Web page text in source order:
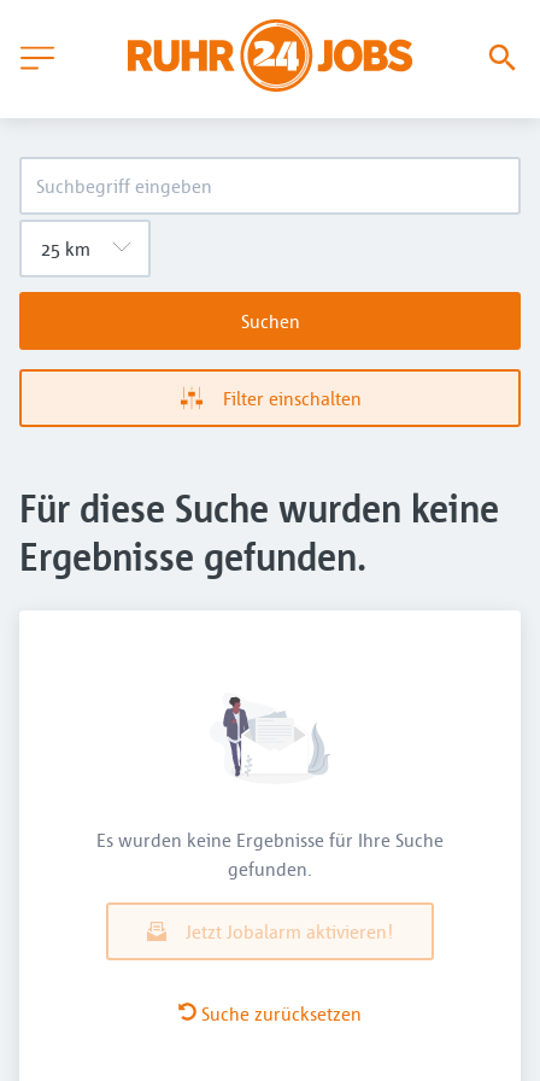
Suchen
Filter einschalten
Für diese Suche wurden keine
Ergebnisse gefunden.
Es wurden keine Ergebnisse für Ihre Suche
gefunden.
Jetzt Jobalarm aktivieren!
Suche zurücksetzen